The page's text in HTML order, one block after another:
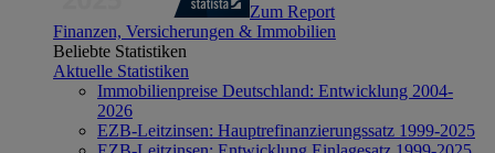
Zum Report
Finanzen, Versicherungen & Immobilien
Beliebte Statistiken
Aktuelle Statistiken
Immobilienpreise Deutschland: Entwicklung 2004-
2026
EZB-Leitzinsen: Hauptrefinanzierungssatz 1999-2025